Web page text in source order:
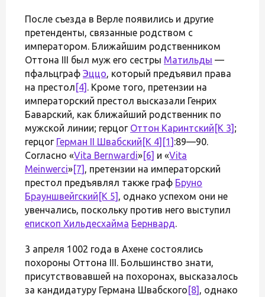
После съезда в Верле появились и другие
претенденты, связанные родством с
императором. Ближайшим родственником
Оттона III был муж его сестры Матильды —
пфальцграф Эццо, который предъявил права
на престол [4] . Кроме того, претензии на
императорский престол высказали Генрих
Баварский, как ближайший родственник по
мужской линии; герцог Оттон Каринтский [K 3] ;
герцог Герман II Швабский [K 4] [1] :89—90.
Согласно «Vita Bernwardi»[6] и «Vita
Meinwerci»[7] , претензии на императорский
престол предъявлял также граф Бруно
Брауншвейгский [K 5] , однако успехом они не
увенчались, поскольку против него выступил
епископ Хильдесхайма Бернвард.
3 апреля 1002 года в Ахене состоялись
похороны Оттона III. Большинство знати,
присутствовавшей на похоронах, высказалось
за кандидатуру Германа Швабского [8] , однако